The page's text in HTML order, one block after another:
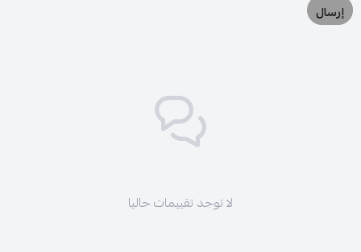
إرسال
لا توجد تقييمات حاليا